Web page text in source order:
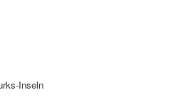
Inseln